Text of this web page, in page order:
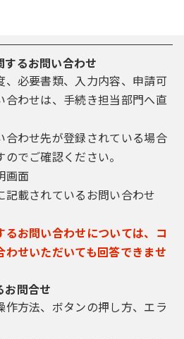
るお問い合わせ
必要書類、入力内容、申請可
合わせは、手続き担当部門へ直
合わせ先が登録されている場合
でご確認ください。
画面
記載されているお問い合わせ
お問い合わせについては、コ
せいただいても回答できませ
お問合せ
作方法、ボタンの押し方、エラ